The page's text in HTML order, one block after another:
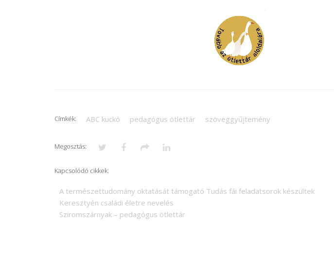
Címkék: ABC kuckó pedagógus ötlettár szöveggyűjtemény
Megosztás:
Kapcsolódó cikkek:
A természettudomány oktatását támogató Tudás fái feladatsorok készültek
Keresztyén családi életre nevelés
Sziromszárnyak – pedagógus ötlettár